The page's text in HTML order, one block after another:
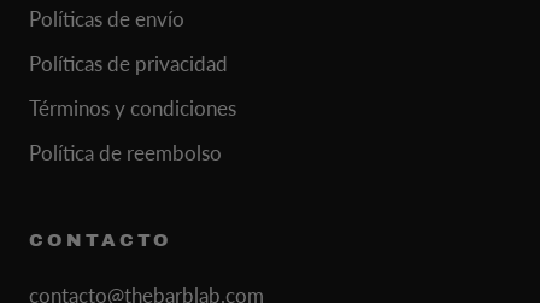
Políticas de envío
Políticas de privacidad
Términos y condiciones
Política de reembolso
CONTACTO
contacto@thebarblab.com